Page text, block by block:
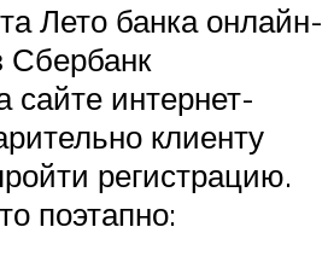
Лето банка онлайн-
Сбербанк
сайте интернет-
клиенту
регистрацию.
поэтапно: